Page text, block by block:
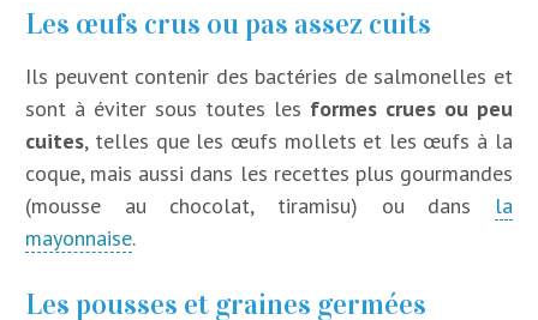
Les œufs crus ou pas assez cuits
Ils peuvent contenir des bactéries de salmonelles et
sont à éviter sous toutes les formes crues ou peu
cuites, telles que les œufs mollets et les œufs à la
coque, mais aussi dans les recettes plus gourmandes
(mousse au chocolat, tiramisu) ou dans la
mayonnaise.
Les pousses et graines germées